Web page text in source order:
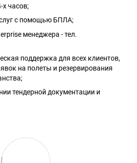
х часов;
с помощью БПЛА;
менеджера - тел.
поддержка для всех клиентов,
на полеты и резервирования
тендерной документации и